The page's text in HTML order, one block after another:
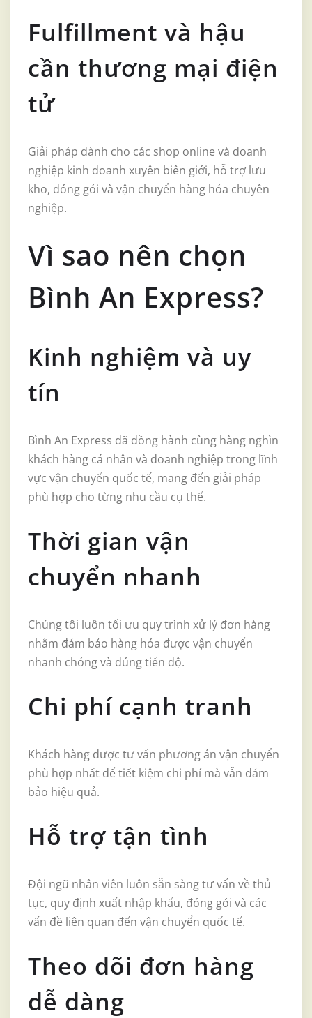
Fulfillment và hậu
cần thương mại điện
tử
Giải pháp dành cho các shop online và doanh
nghiệp kinh doanh xuyên biên giới, hỗ trợ lưu
kho, đóng gói và vận chuyển hàng hóa chuyên
nghiệp.
Vì sao nên chọn
Bình An Express?
Kinh nghiệm và uy
tín
Bình An Express đã đồng hành cùng hàng nghìn
khách hàng cá nhân và doanh nghiệp trong lĩnh
vực vận chuyển quốc tế, mang đến giải pháp
phù hợp cho từng nhu cầu cụ thể.
Thời gian vận
chuyển nhanh
Chúng tôi luôn tối ưu quy trình xử lý đơn hàng
nhằm đảm bảo hàng hóa được vận chuyển
nhanh chóng và đúng tiến độ.
Chi phí cạnh tranh
Khách hàng được tư vấn phương án vận chuyển
phù hợp nhất để tiết kiệm chi phí mà vẫn đảm
bảo hiệu quả.
Hỗ trợ tận tình
Đội ngũ nhân viên luôn sẵn sàng tư vấn về thủ
tục, quy định xuất nhập khẩu, đóng gói và các
vấn đề liên quan đến vận chuyển quốc tế.
Theo dõi đơn hàng
dễ dàng